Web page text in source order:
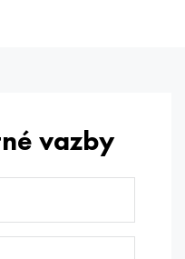
vazby